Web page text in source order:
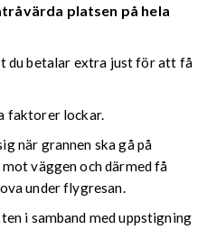
platsen på hela
du betalar extra just för att få
faktorer lockar.
när grannen ska gå på
väggen och därmed få
under flygresan.
i samband med uppstigning